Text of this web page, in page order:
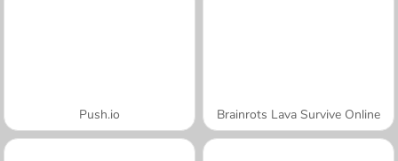
Push.io Brainrots Lava Survive Online